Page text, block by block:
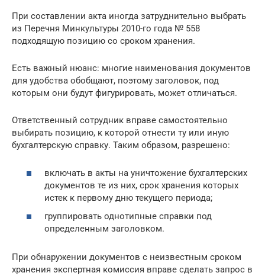
При составлении акта иногда затруднительно выбрать
из Перечня Минкультуры 2010-го года № 558
подходящую позицию со сроком хранения.
Есть важный нюанс: многие наименования документов
для удобства обобщают, поэтому заголовок, под
которым они будут фигурировать, может отличаться.
Ответственный сотрудник вправе самостоятельно
выбирать позицию, к которой отнести ту или иную
бухгалтерскую справку. Таким образом, разрешено:
включать в акты на уничтожение бухгалтерских
документов те из них, срок хранения которых
истек к первому дню текущего периода;
группировать однотипные справки под
определенным заголовком.
При обнаружении документов с неизвестным сроком
хранения экспертная комиссия вправе сделать запрос в